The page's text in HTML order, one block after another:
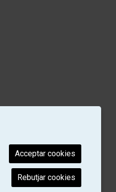
Acceptar cookies
Rebutjar cookies